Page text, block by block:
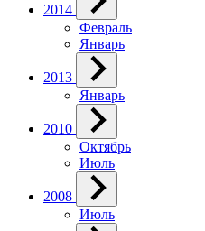
2014
Февраль
Январь
2013
Январь
2010
Октябрь
Июль
2008
Июль